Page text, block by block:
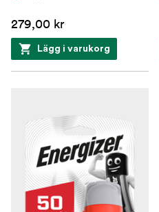
279,00 kr
Lägg i varukorg